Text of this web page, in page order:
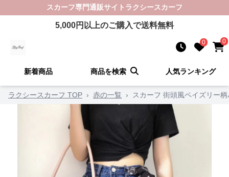
スカーフ専門通販サイト ラクシースカーフ
5,000円以上のご購入で送料無料
0 0
新着商品 商品を検索 人気ランキング
ラクシースカーフ TOP › 赤の一覧 › スカーフ 街頭風ペイズリー